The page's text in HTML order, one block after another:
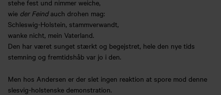
stehe fest und nimmer weiche,
wie der Feindauch drohen mag:
Schleswig-Holstein, stammverwandt,
wanke nicht, mein Vaterland.
Den har været sunget stærkt og begejstret, hele den nye tids
stemning og fremtidshåb var jo i den.
Men hos Andersen er der slet ingen reaktion at spore mod denne
slesvig-holstenske demonstration.